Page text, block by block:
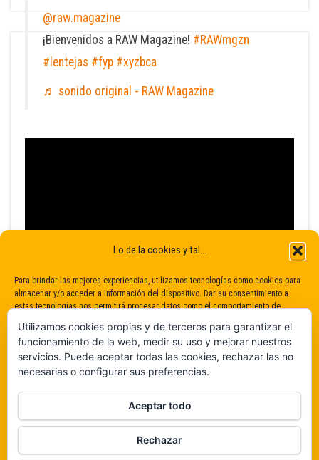
Lo de la cookies y tal...
Para brindar las mejores experiencias, utilizamos tecnologías como cookies para
almacenar y/o acceder a información del dispositivo. Dar su consentimiento a
estas tecnologías nos permitirá procesar datos como el comportamiento de
consentimiento puede afectar negativamente a determinadas características y
funciones.
De ninguna manera
Veámos que hay aquí
@raw.magazine
¡Bienvenidos a RAW Magazine! #RAWmgzn
#lentejas #fyp #xyzbca
♬ sonido original - RAW Magazine
Utilizamos cookies propias y de terceros para garantizar el
funcionamiento de la web, medir su uso y mejorar nuestros
servicios. Puede aceptar todas las cookies, rechazar las no
necesarias o configurar sus preferencias.
Aceptar todo
Rechazar